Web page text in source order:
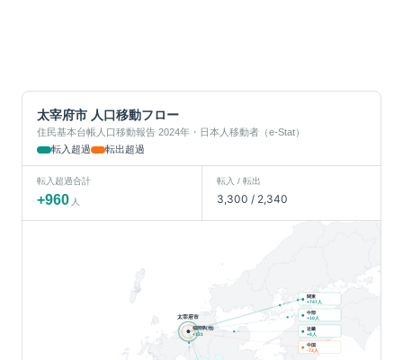
太宰府市 人口移動フロー
住民基本台帳人口移動報告 2024年・日本人移動者（e-Stat）
転入超過
転出超過
転入超過合計
+960 人
転入 / 転出
3,300 / 2,340
福岡県(他)
+131
太宰府市
関東
+747人
中部
+10人
近畿
+8人
中国
-72人